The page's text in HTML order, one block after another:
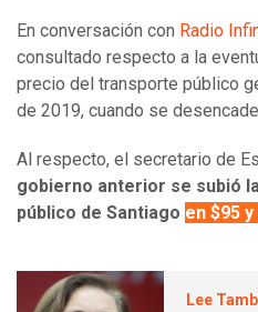
En conversación con Radio
consultado respecto a la
precio del transporte público
de 2019, cuando se
Al respecto, el secretario de
gobierno anterior se subió
público de Santiago en $95
Lee